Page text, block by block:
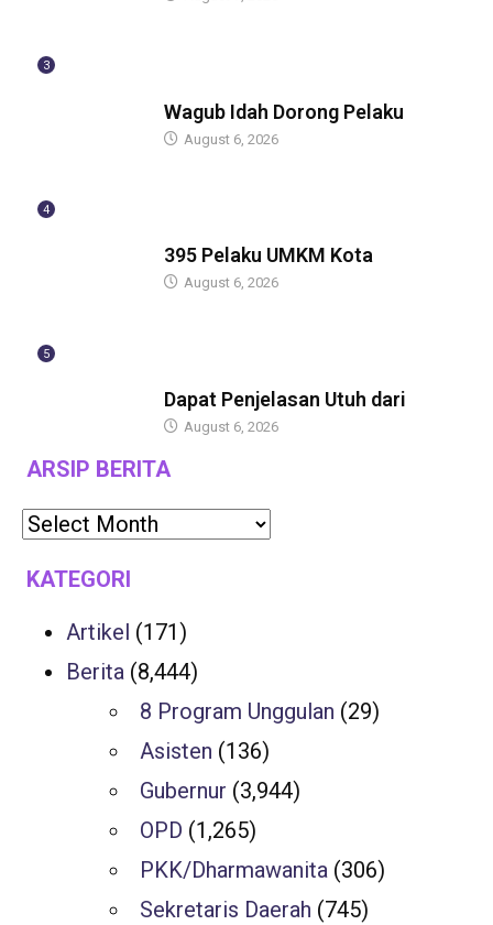
3
Wagub Idah Dorong Pelaku
August 6, 2026
4
395 Pelaku UMKM Kota
August 6, 2026
5
Dapat Penjelasan Utuh dari
August 6, 2026
ARSIP BERITA
KATEGORI
Artikel (171)
Berita (8,444)
8 Program Unggulan (29)
Asisten (136)
Gubernur (3,944)
OPD (1,265)
PKK/Dharmawanita (306)
Sekretaris Daerah (745)